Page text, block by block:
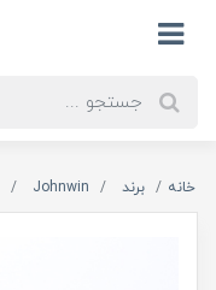
خانه برند Johnwin